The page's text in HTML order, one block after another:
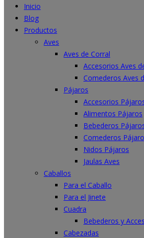
Inicio
Blog
Productos
Aves
Aves de Corral
Accesorios Aves
Comederos Aves
Pájaros
Accesorios
Alimentos Pájaros
Bebederos
Comederos
Nidos Pájaros
Jaulas Aves
Caballos
Para el Caballo
Para el Jinete
Cuadra
Bebederos y
Cabezadas